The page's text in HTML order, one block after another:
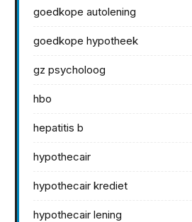
goedkope autolening
goedkope hypotheek
gz psycholoog
hbo
hepatitis b
hypothecair
hypothecair krediet
hypothecair lening